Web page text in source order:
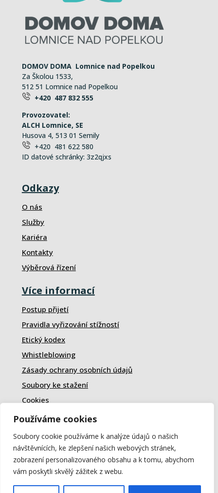
Používáme cookies
Soubory cookie používáme k analýze údajů o našich
návštěvnících, ke zlepšení našich webových stránek,
zobrazení personalizovaného obsahu a k tomu, abychom
vám poskytli skvělý zážitek z webu.
DOMOV DOMA Lomnice nad Popelkou
Za Školou 1533,
512 51 Lomnice nad Popelkou
+420 487 832 555
Provozovatel:
ALCH Lomnice, SE
Husova 4, 513 01 Semily
+420 481 622 580
ID datové schránky: 3z2qjxs
Odkazy
O nás
Služby
Kariéra
Kontakty
Výběrová řízení
Více informací
Postup přijetí
Pravidla vyřizování stížností
Etický kodex
Whistleblowing
Zásady ochrany osobních údajů
Soubory ke stažení
Cookies
Rychlý kontakt
+420 487 832 555
+420 725 677 085
kancelar.lomnice@domovdoma.cz